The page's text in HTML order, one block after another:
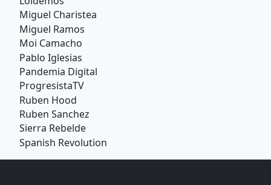
Miguel Charistea
Miguel Ramos
Moi Camacho
Pablo Iglesias
Pandemia Digital
ProgresistaTV
Ruben Hood
Ruben Sanchez
Sierra Rebelde
Spanish Revolution